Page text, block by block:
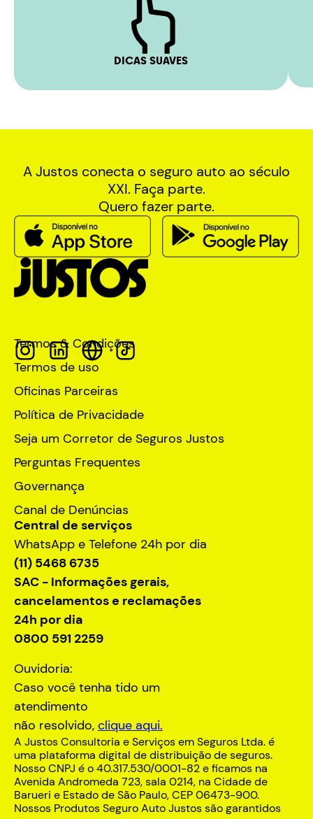
DICAS SUAVES
A Justos conecta o seguro auto ao século
XXI. Faça parte.
Quero fazer parte.
Termos & Condições
Termos de uso
Oficinas Parceiras
Política de Privacidade
Seja um Corretor de Seguros Justos
Perguntas Frequentes
Governança
Canal de Denúncias
Central de serviços
WhatsApp e Telefone 24h por dia
(11) 5468 6735
SAC - Informações gerais,
cancelamentos e reclamações
24h por dia
0800 591 2259
Ouvidoria:
Caso você tenha tido um
atendimento
não resolvido, clique aqui.
A Justos Consultoria e Serviços em Seguros Ltda. é
uma plataforma digital de distribuição de seguros.
Nosso CNPJ é o 40.317.530/0001-82 e ficamos na
Avenida Andromeda 723, sala 0214, na Cidade de
Barueri e Estado de São Paulo, CEP 06473-900.
Nossos Produtos Seguro Auto Justos são garantidos